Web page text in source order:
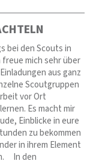
bei den Scouts in
freue mich sehr über
aus ganz
Scoutgruppen
vor Ort
Es macht mir
Einblicke in eure
zu bekommen
in ihrem Element
In den